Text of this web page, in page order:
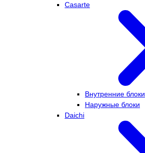
Casarte
Внутренние блоки
Наружные блоки
Daichi